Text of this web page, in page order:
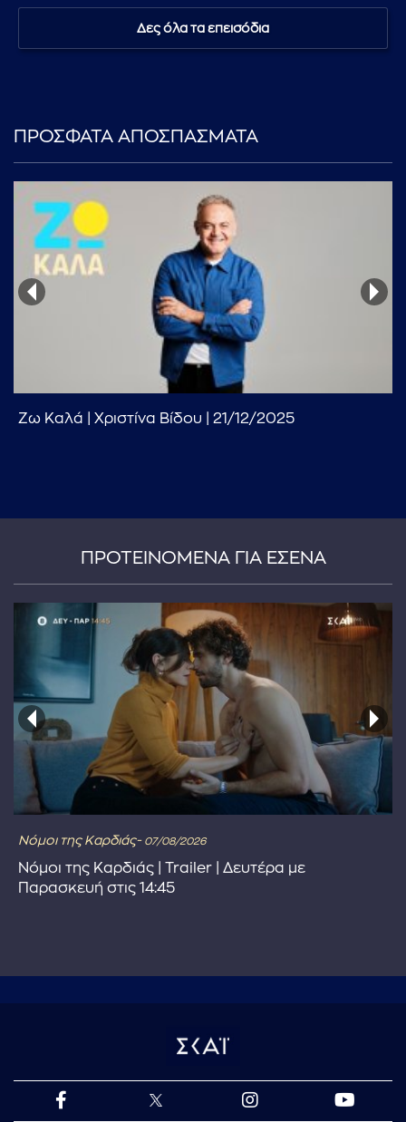
...πληκτρολογήστε κείμενο προς αναζήτηση
Δες όλα τα επεισόδια
ΠΡΟΣΦΑΤΑ ΑΠΟΣΠΑΣΜΑΤΑ
Ζω Καλά | Χριστίνα Βίδου | 21/12/2025
ΠΡΟΤΕΙΝΟΜΕΝΑ ΓΙΑ ΕΣΕΝΑ
Νόμοι της Καρδιάς- 07/08/2026
Νόμοι της Καρδιάς | Trailer | Δευτέρα με
Παρασκευή στις 14:45